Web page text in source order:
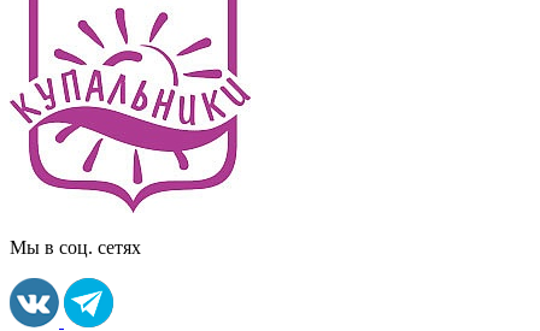
Мы в соц. сетях